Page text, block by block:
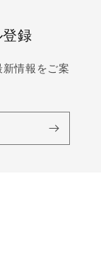
録
情報をご案